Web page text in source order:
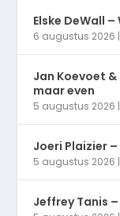
Elske DeWall
6 augustus 2026 |
Jan Koevoet
maar even
5 augustus 2026 |
Joeri Plaizier
5 augustus 2026 |
Jeffrey Tanis